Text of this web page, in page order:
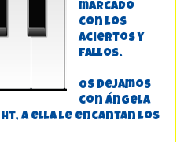
marcado
con los
aciertos y
fallos.
Os dejamos
con Ángela
a ella le encantan los